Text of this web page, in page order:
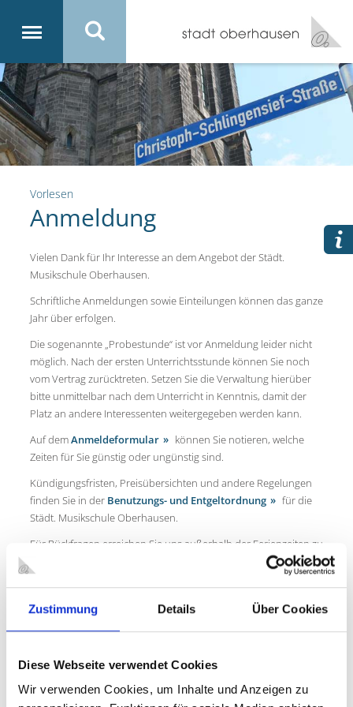
Zustimmung Details Über Cookies
Diese Webseite verwendet Cookies
Wir verwenden Cookies, um Inhalte und Anzeigen zu
Vorlesen
Anmeldung
Vielen Dank für Ihr Interesse an dem Angebot der Städt.
Musikschule Oberhausen.
Schriftliche Anmeldungen sowie Einteilungen können das ganze
Jahr über erfolgen.
Die sogenannte „Probestunde“ ist vor Anmeldung leider nicht
möglich. Nach der ersten Unterrichtsstunde können Sie noch
vom Vertrag zurücktreten. Setzen Sie die Verwaltung hierüber
bitte unmittelbar nach dem Unterricht in Kenntnis, damit der
Platz an andere Interessenten weitergegeben werden kann.
Auf demAnmeldeformular
können Sie notieren, welche
Zeiten für Sie günstig oder ungünstig sind.
Kündigungsfristen, Preisübersichten und andere Regelungen
finden Sie in der Benutzungs- und Entgeltordnung
für die
Städt. Musikschule Oberhausen.
Für Rückfragen erreichen Sie uns außerhalb der Ferienzeiten zu
ÖFFNUNGSZEITEN DER VERWALTUNG
Montag
09:00 - 12:00 Uhr, 13:30 - 15:30 Uhr
Dienstag
09:00 - 12:00 Uhr, 13:30 - 15:30 Uhr
Mittwoch
09:00 - 12:00 Uhr, 13:30 - 15:30 Uhr